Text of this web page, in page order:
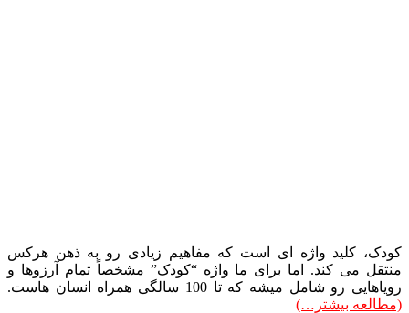
کلید واژه ای است که مفاهیم زیادی رو به ذهن هرکس
می کند. اما برای ما واژه “کودک” مشخصاً تمام آرزوها و
رو شامل میشه که تا 100 سالگی همراه انسان هاست.
بیشتر…)